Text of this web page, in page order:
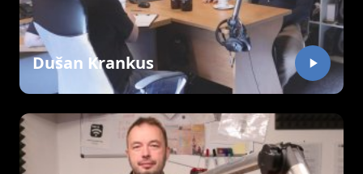
Dušan Krankus